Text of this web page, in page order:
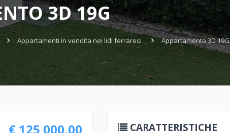
3D 19G
Appartamenti in vendita nei lidi ferraresi Appartamento 3D 19G
€ 125 000,00 CARATTERISTICHE